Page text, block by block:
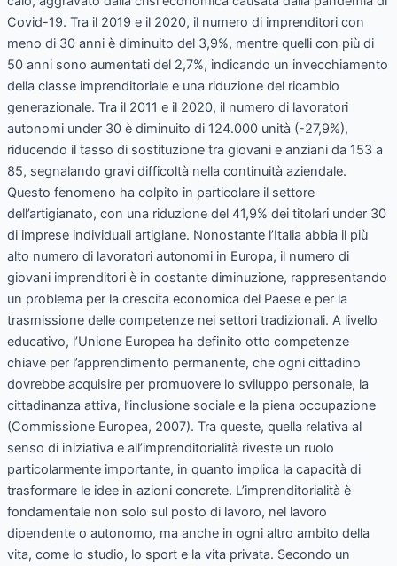
Covid-19. Tra il 2019 e il 2020, il numero di imprenditori con
meno di 30 anni è diminuito del 3,9%, mentre quelli con più di
50 anni sono aumentati del 2,7%, indicando un invecchiamento
della classe imprenditoriale e una riduzione del ricambio
generazionale. Tra il 2011 e il 2020, il numero di lavoratori
autonomi under 30 è diminuito di 124.000 unità (-27,9%),
riducendo il tasso di sostituzione tra giovani e anziani da 153 a
85, segnalando gravi difficoltà nella continuità aziendale.
Questo fenomeno ha colpito in particolare il settore
dell’artigianato, con una riduzione del 41,9% dei titolari under 30
di imprese individuali artigiane. Nonostante l’Italia abbia il più
alto numero di lavoratori autonomi in Europa, il numero di
giovani imprenditori è in costante diminuzione, rappresentando
un problema per la crescita economica del Paese e per la
trasmissione delle competenze nei settori tradizionali. A livello
educativo, l’Unione Europea ha definito otto competenze
chiave per l’apprendimento permanente, che ogni cittadino
dovrebbe acquisire per promuovere lo sviluppo personale, la
cittadinanza attiva, l’inclusione sociale e la piena occupazione
(Commissione Europea, 2007). Tra queste, quella relativa al
senso di iniziativa e all’imprenditorialità riveste un ruolo
particolarmente importante, in quanto implica la capacità di
trasformare le idee in azioni concrete. L’imprenditorialità è
fondamentale non solo sul posto di lavoro, nel lavoro
dipendente o autonomo, ma anche in ogni altro ambito della
vita, come lo studio, lo sport e la vita privata. Secondo un
partner